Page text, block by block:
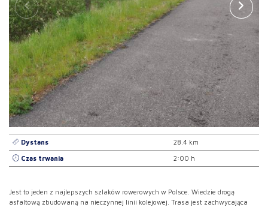
Dystans 28.4 km
Czas trwania 2:00 h
Jest to jeden z najlepszych szlaków rowerowych w Polsce. Wiedzie drogą
asfaltową zbudowaną na nieczynnej linii kolejowej. Trasa jest zachwycająca